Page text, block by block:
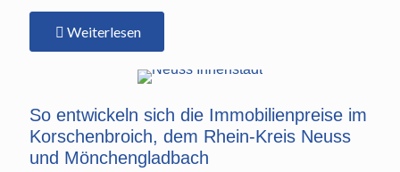
Weiterlesen
So entwickeln sich die Immobilienpreise im
Korschenbroich, dem Rhein-Kreis Neuss
und Mönchengladbach